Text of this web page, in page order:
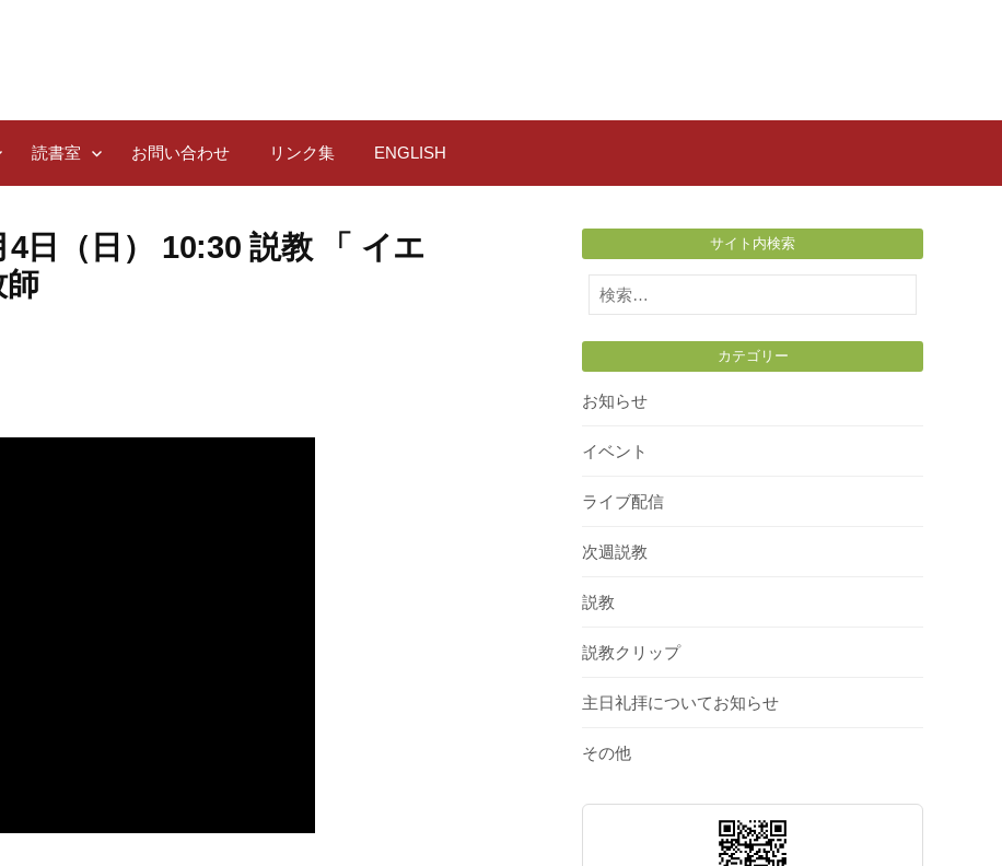
読書室 お問い合わせ リンク集 ENGLISH
4日（日） 10:30 説教 「 イエ
サイト内検索
検
索:
カテゴリー
お知らせ
イベント
ライブ配信
次週説教
説教
説教クリップ
主日礼拝についてお知らせ
その他